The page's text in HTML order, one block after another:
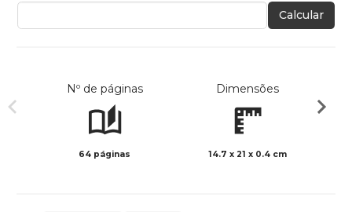
Calcular
Nº de páginas
64 páginas
Dimensões
14.7 x 21 x 0.4 cm